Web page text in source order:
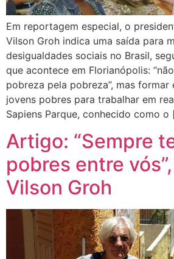
Em reportagem especial, o
Vilson Groh indica uma saída para
desigualdades sociais no Brasil,
que acontece em Florianópolis:
pobreza pela pobreza”, mas
jovens pobres para trabalhar em
Sapiens Parque, conhecido como o
Artigo: “Sempre
pobres entre
Vilson Groh